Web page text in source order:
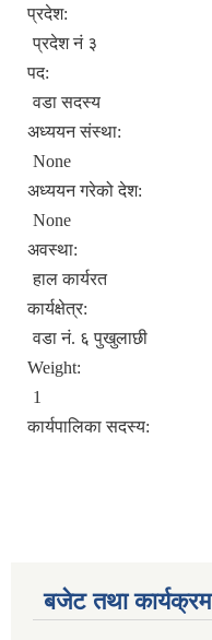
प्रदेश:
प्रदेश नं ३
पद:
वडा सदस्य
अध्ययन संस्था:
None
अध्ययन गरेको देश:
None
अवस्था:
हाल कार्यरत
कार्यक्षेत्र:
वडा नं. ६ पुखुलाछी
Weight:
1
कार्यपालिका सदस्य:
बजेट तथा कार्यक्रम